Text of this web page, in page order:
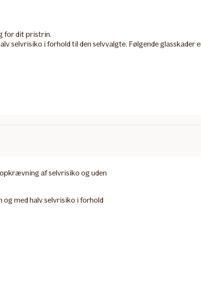
for dit pristrin.
selvrisiko i forhold til den selvvalgte.​ Følgende glasskader
af selvrisiko og uden
med halv selvrisiko i forhold